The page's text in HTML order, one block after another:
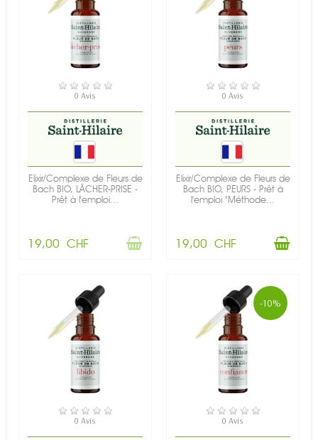
RUPTURE DE STOCK
0 Avis
Elixir/Complexe de Fleurs de
Bach BIO, LÂCHER-PRISE -
Prêt à l'emploi...
19,00 CHF
EN STOCK
0 Avis
Elixir/Complexe de Fleurs de
Bach BIO, PEURS - Prêt à
l'emploi "Méthode...
19,00 CHF
EN STOCK
0 Avis
-10%
EN STOCK
0 Avis